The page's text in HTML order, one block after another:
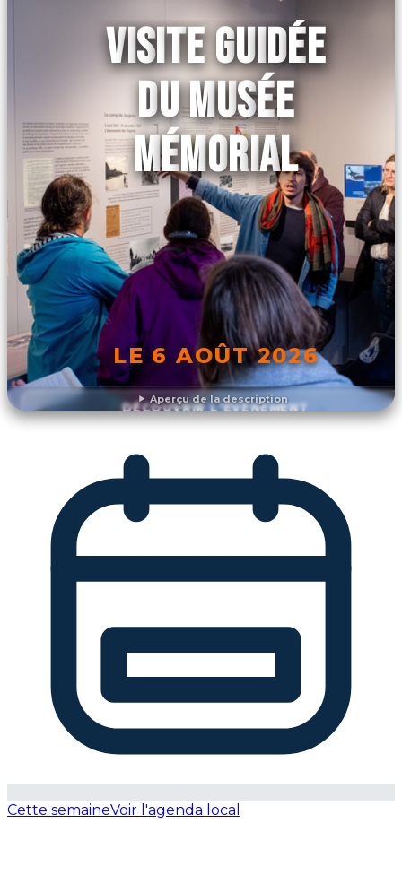
Aperçu de la description
VISITE GUIDÉE
DU MUSÉE
MÉMORIAL
LE 6 AOÛT 2026
DÉCOUVRIR L'ÉVÉNEMENT
Cette semaineVoir l'agenda local